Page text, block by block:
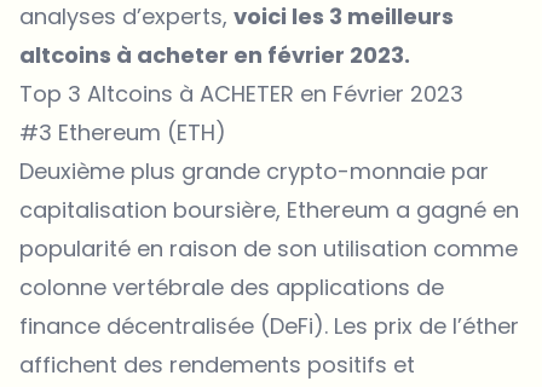
analyses d’experts, voici les 3 meilleurs
altcoins à acheter en février 2023.
Top 3 Altcoins à ACHETER en Février 2023
#3 Ethereum (ETH)
Deuxième plus grande crypto-monnaie par
capitalisation boursière, Ethereum a gagné en
popularité en raison de son utilisation comme
colonne vertébrale des applications de
finance décentralisée (DeFi). Les prix de l’éther
affichent des rendements positifs et